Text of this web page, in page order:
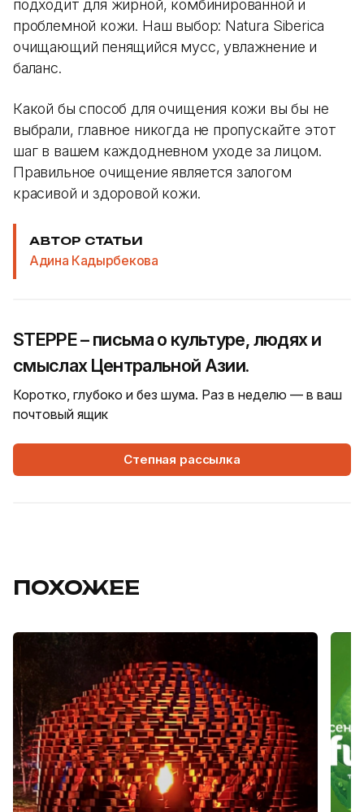
подходит для жирной, комбинированной и
проблемной кожи. Наш выбор: Natura Siberica
очищающий пенящийся мусс, увлажнение и
баланс.
Какой бы способ для очищения кожи вы бы не
выбрали, главное никогда не пропускайте этот
шаг в вашем каждодневном уходе за лицом.
Правильное очищение является залогом
красивой и здоровой кожи.
АВТОР СТАТЬИ
Адина Кадырбекова
STEPPE – письма о культуре, людях и
смыслах Центральной Азии.
Коротко, глубоко и без шума. Раз в неделю — в ваш
почтовый ящик
Степная рассылка
ПОХОЖЕЕ